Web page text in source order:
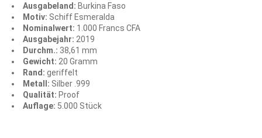
Ausgabeland: Burkina Faso
Motiv: Schiff Esmeralda
Nominalwert: 1.000 Francs CFA
Ausgabejahr: 2019
Durchm.: 38,61 mm
Gewicht: 20 Gramm
Rand: geriffelt
Metall: Silber .999
Qualität: Proof
Auflage: 5.000 Stück